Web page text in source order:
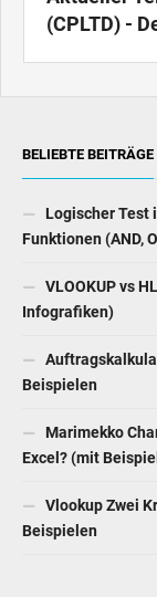
Aktueller
(CPLTD) -
BELIEBTE BEITRÄGE
Logischer Test
Funktionen (AND,
VLOOKUP vs
Infografiken)